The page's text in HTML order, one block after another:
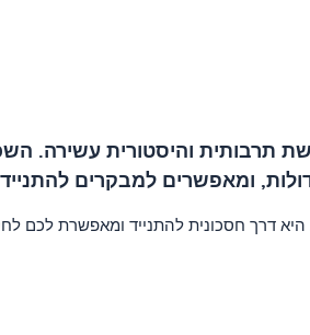
תרבותית והיסטורית עשירה.
ומאפשרים למבקרים
היא דרך חסכונית להתנייד ומאפשרת לכם